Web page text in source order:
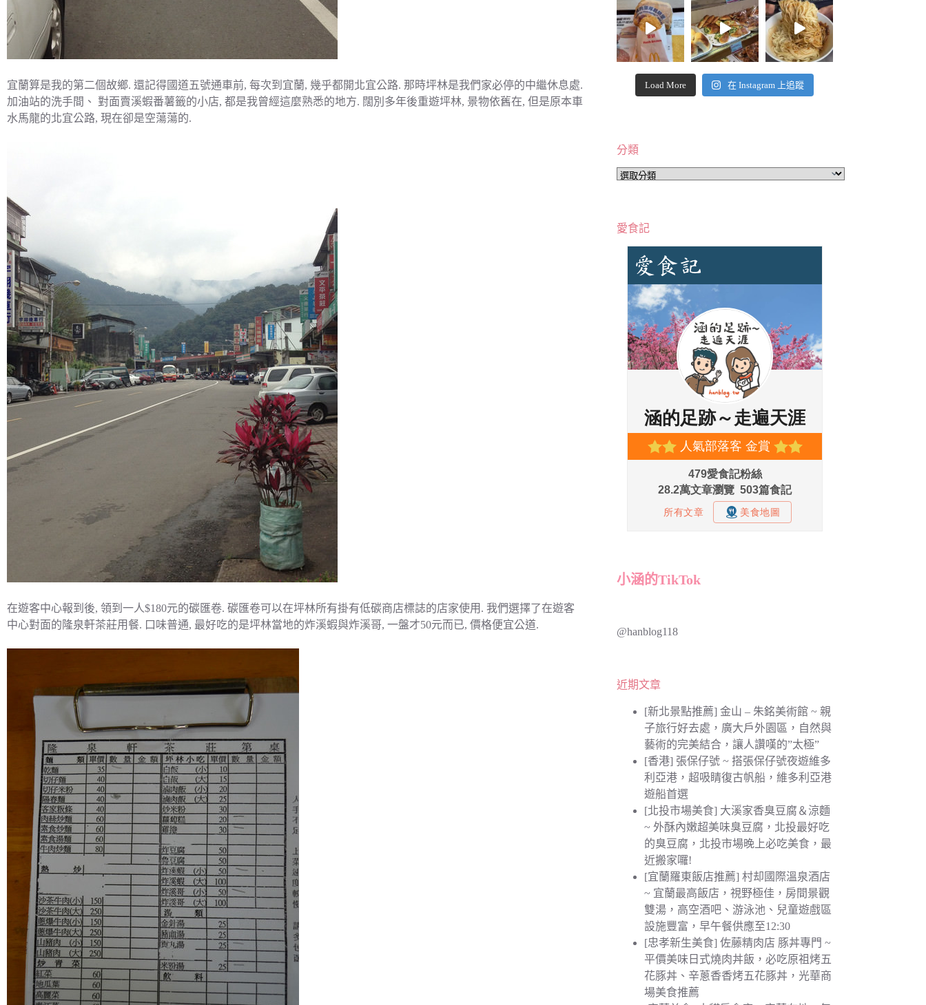
宜蘭算是我的第二個故鄉. 還記得國道五號通車前, 每次到宜蘭, 幾乎都開北宜公路. 那時坪林是我們家必停的中繼休息處.
加油站的洗手間、 對面賣溪蝦番薯籤的小店, 都是我曾經這麼熟悉的地方. 闊別多年後重遊坪林, 景物依舊在, 但是原本車
水馬龍的北宜公路, 現在卻是空蕩蕩的.
在遊客中心報到後, 領到一人$180元的碳匯卷. 碳匯卷可以在坪林所有掛有低碳商店標誌的店家使用. 我們選擇了在遊客
中心對面的隆泉軒茶莊用餐. 口味普通, 最好吃的是坪林當地的炸溪蝦與炸溪哥, 一盤才50元而已, 價格便宜公道.
Load More 在 Instagram 上追蹤
分類
分
愛食記
小涵的TikTok
@hanblog118
近期文章
[新北景點推薦] 金山 – 朱銘美術館 ~ 親
子旅行好去處，廣大戶外園區，自然與
藝術的完美結合，讓人讚嘆的”太極”
[香港] 張保仔號 ~ 搭張保仔號夜遊維多
利亞港，超吸睛復古帆船，維多利亞港
遊船首選
[北投市場美食] 大溪家香臭豆腐＆涼麵
~ 外酥內嫩超美味臭豆腐，北投最好吃
的臭豆腐，北投市場晚上必吃美食，最
近搬家囉!
[宜蘭羅東飯店推薦] 村却國際溫泉酒店
~ 宜蘭最高飯店，視野極佳，房間景觀
雙湯，高空酒吧、游泳池、兒童遊戲區
設施豐富，早午餐供應至12:30
[忠孝新生美食] 佐藤精肉店 豚丼專門 ~
平價美味日式燒肉丼飯，必吃原祖烤五
花豚丼、辛蔥香香烤五花豚丼，光華商
場美食推薦